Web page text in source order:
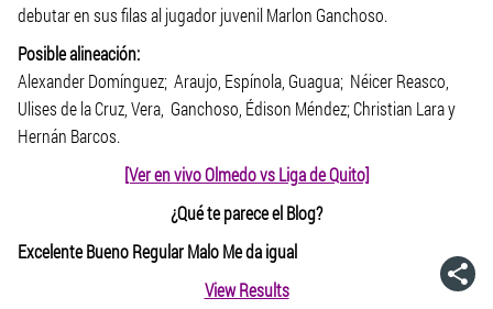
debutar en sus filas al jugador juvenil Marlon Ganchoso.
Posible alineación:
Alexander Domínguez; Araujo, Espínola, Guagua; Néicer Reasco,
Ulises de la Cruz, Vera, Ganchoso, Édison Méndez; Christian Lara y
Hernán Barcos.
[Ver en vivo Olmedo vs Liga de Quito]
¿Qué te parece el Blog?
Excelente Bueno Regular Malo Me da igual
View Results